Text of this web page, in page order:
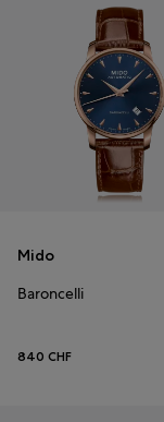
Mido
Baroncelli
840 CHF